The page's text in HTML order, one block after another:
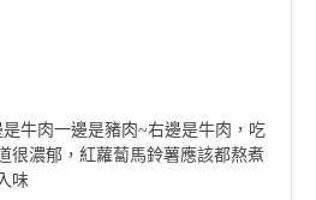
是牛肉一邊是豬肉~右邊是牛肉，吃
很濃郁，紅蘿蔔馬鈴薯應該都熬煮
味